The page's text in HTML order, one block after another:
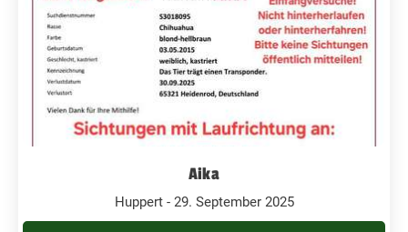
Aika
Huppert - 29. September 2025